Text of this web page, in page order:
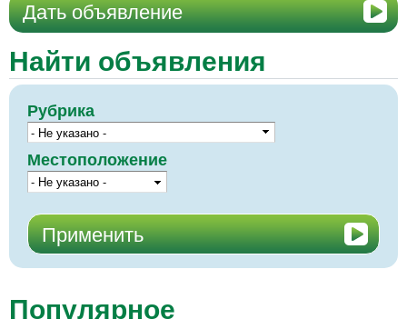
Дать объявление
Найти объявления
Рубрика
Местоположение
Популярное